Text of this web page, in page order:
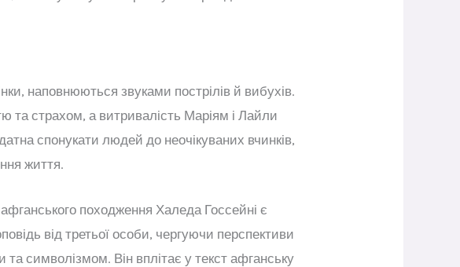
наповнюються звуками пострілів й вибухів.
та страхом, а витривалість Маріям і Лайли
спонукати людей до неочікуваних вчинків,
життя.
походження Халеда Госсейні є
від третьої особи, чергуючи перспективи
символізмом. Він вплітає у текст афганську